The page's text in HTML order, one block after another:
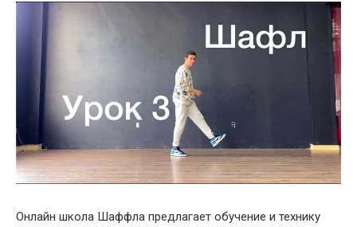
Онлайн школа Шаффла предлагает обучение и технику